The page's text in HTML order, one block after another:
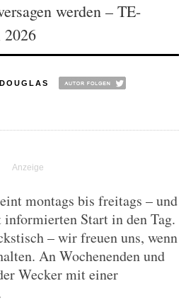
werden – TE-
2026
montags bis freitags – und
Start in den Tag.
– wir freuen uns, wenn
An Wochenenden und
Wecker mit einer